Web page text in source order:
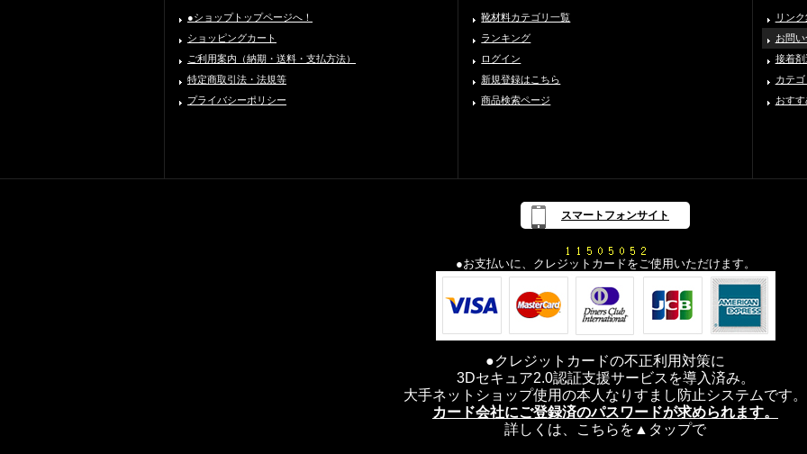
●ショップトップページへ！
ショッピングカート
ご利用案内（納期・送料・支払方法）
特定商取引法・法規等
プライバシーポリシー
靴材料カテゴリ一覧
ランキング
ログイン
新規登録はこちら
商品検索ページ
リンク
お問
接着剤
カテ
おす
スマートフォンサイト
●お支払いに、クレジットカードをご使用いただけます。
●クレジットカードの不正利用対策に
3Dセキュア2.0認証支援サービスを導入済み。
大手ネットショップ使用の本人なりすまし防止システムです。
カード会社にご登録済のパスワードが求められます。
詳しくは、こちらを▲タップで